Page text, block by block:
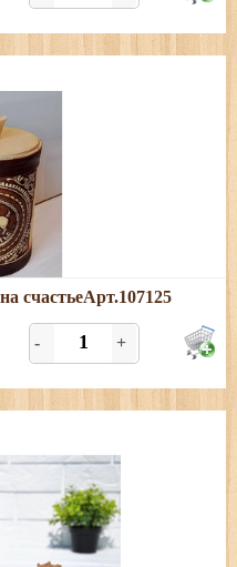
- 19 см; диаметр - 10,5;
1,1 л
счастьеАрт.107125
- +